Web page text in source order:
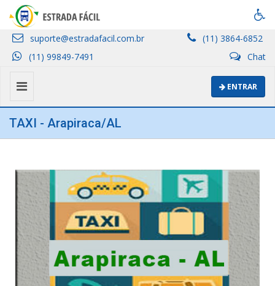
suporte@estradafacil.com.br
(11) 3864-6852
(11) 99849-7491
Chat
ENTRAR
TAXI - Arapiraca/AL